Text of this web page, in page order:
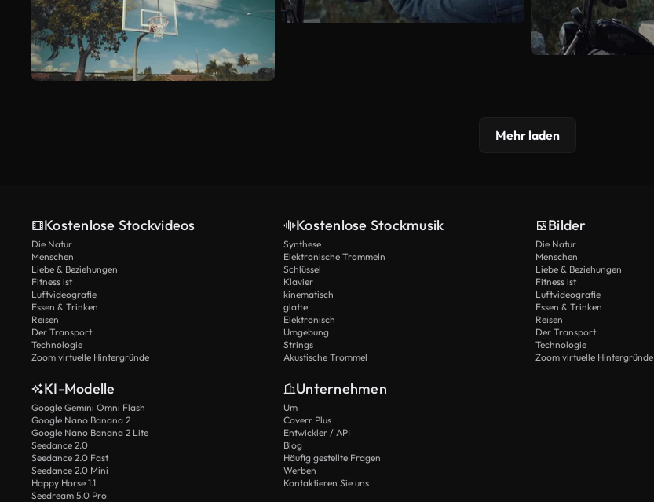
Mehr laden
Kostenlose Stockvideos
Die Natur
Menschen
Liebe & Beziehungen
Fitness ist
Luftvideografie
Essen & Trinken
Reisen
Der Transport
Technologie
Zoom virtuelle Hintergründe
Kostenlose Stockmusik
Synthese
Elektronische Trommeln
Schlüssel
Klavier
kinematisch
glatte
Elektronisch
Umgebung
Strings
Akustische Trommel
Bilder
Die Natur
Menschen
Liebe & Beziehungen
Fitness ist
Luftvideografie
Essen & Trinken
Reisen
Der Transport
Technologie
Zoom virtuelle Hintergründe
KI-Modelle
Google Gemini Omni Flash
Google Nano Banana 2
Google Nano Banana 2 Lite
Seedance 2.0
Seedance 2.0 Fast
Seedance 2.0 Mini
Happy Horse 1.1
Seedream 5.0 Pro
Unternehmen
Um
Coverr Plus
Entwickler / API
Blog
Häufig gestellte Fragen
Werben
Kontaktieren Sie uns